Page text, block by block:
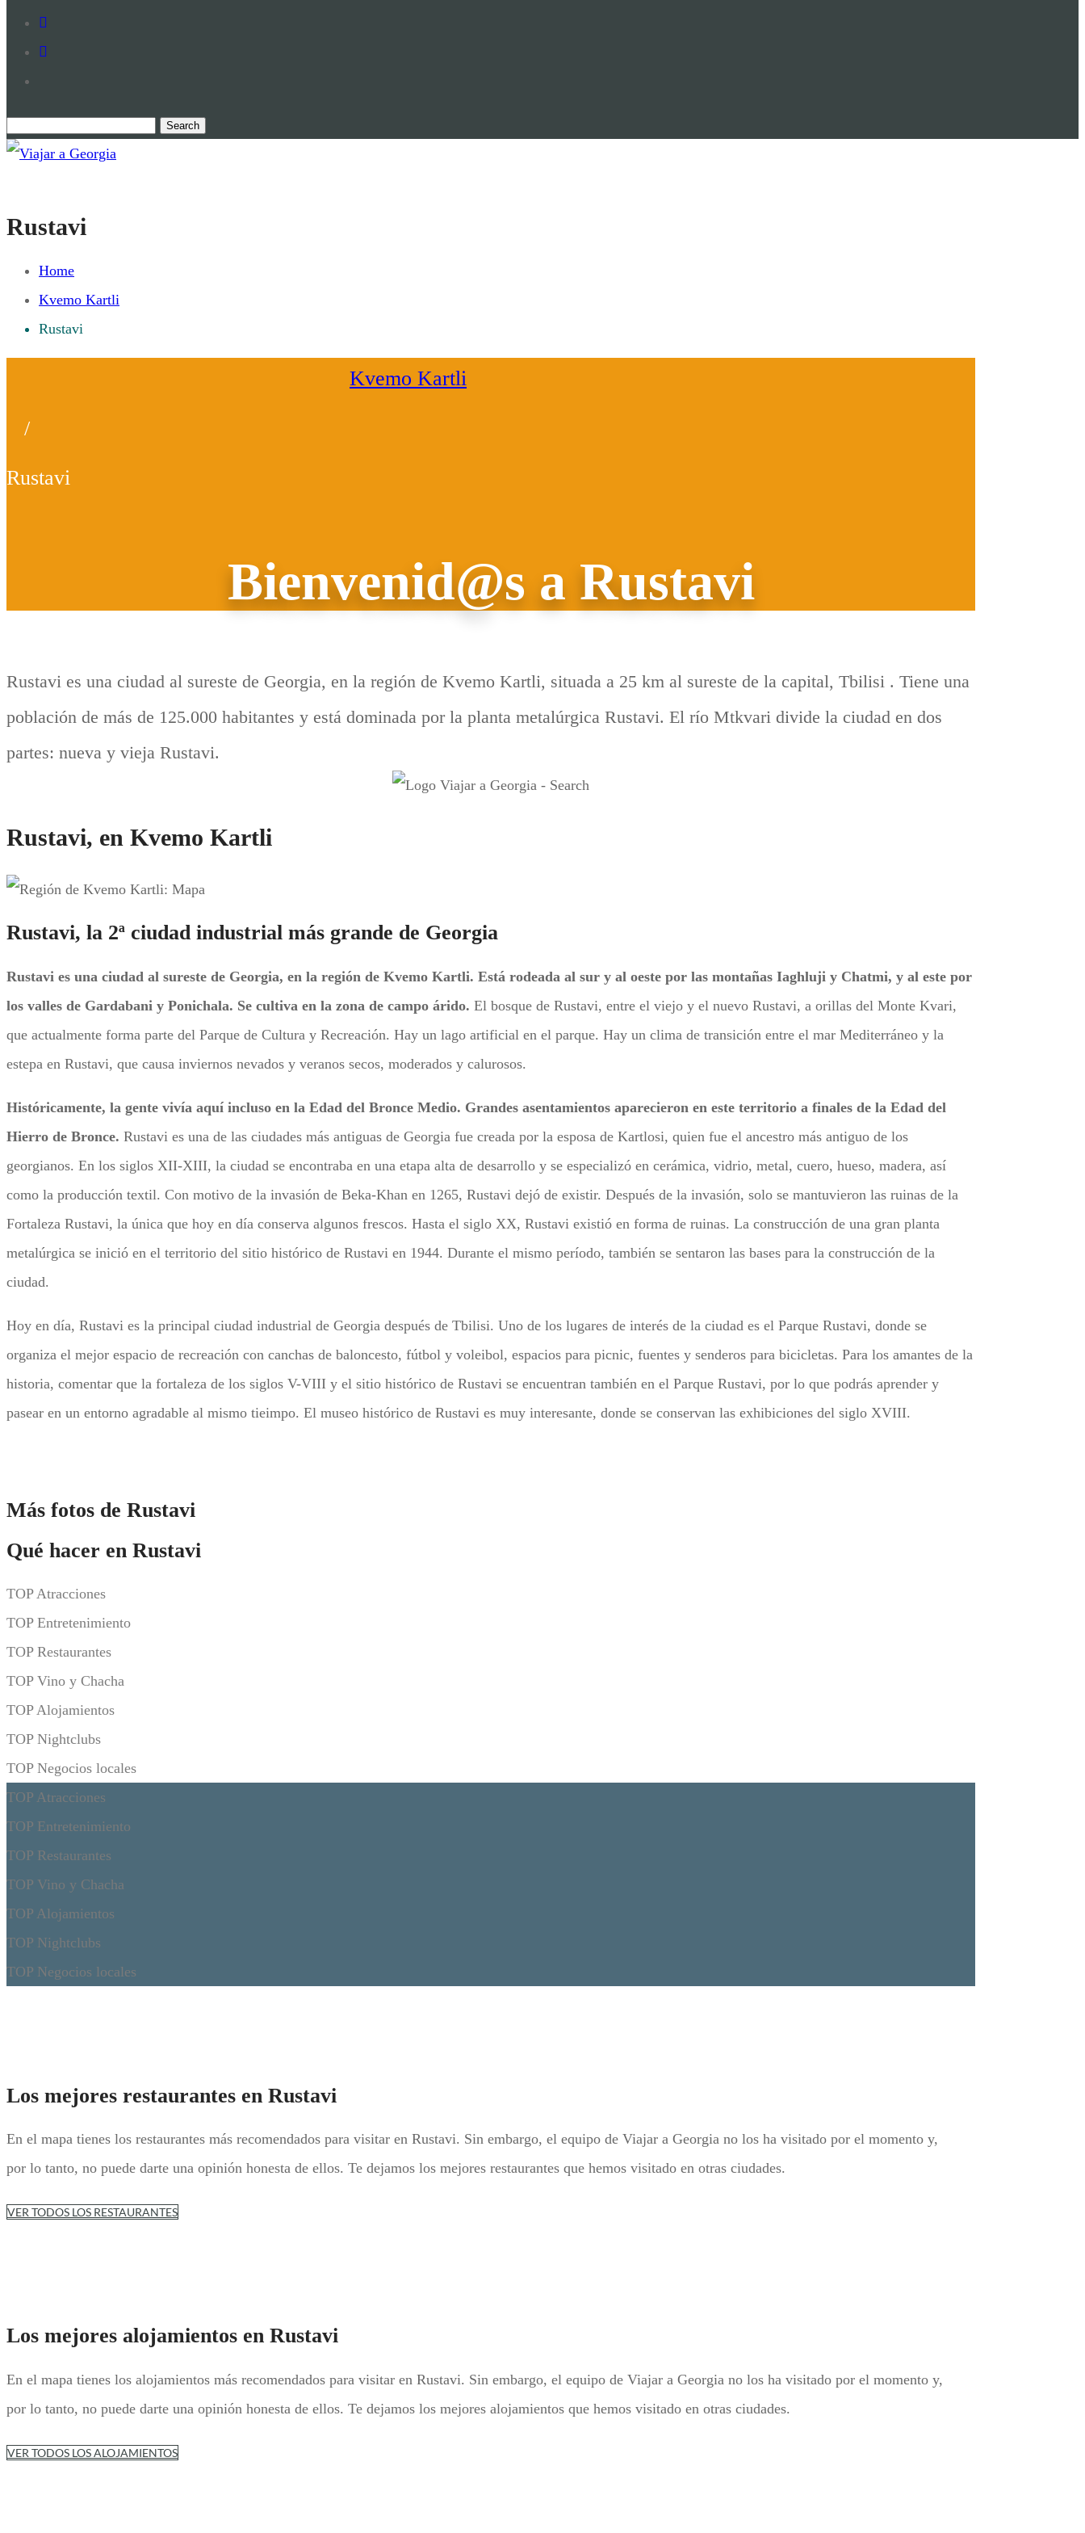
for:
Rustavi
Home
Kvemo Kartli
Rustavi
Kvemo Kartli
/
Rustavi
Bienvenid@s a Rustavi
Rustavi es una ciudad al sureste de Georgia, en la región de Kvemo Kartli, situada a 25 km al sureste de la capital, Tbilisi . Tiene una
población de más de 125.000 habitantes y está dominada por la planta metalúrgica Rustavi. El río Mtkvari divide la ciudad en dos
partes: nueva y vieja Rustavi.
Rustavi, en Kvemo Kartli
Rustavi, la 2ª ciudad industrial más grande de Georgia
Rustavi es una ciudad al sureste de Georgia, en la región de Kvemo Kartli. Está rodeada al sur y al oeste por las montañas Iaghluji y Chatmi, y al este por
los valles de Gardabani y Ponichala. Se cultiva en la zona de campo árido. El bosque de Rustavi, entre el viejo y el nuevo Rustavi, a orillas del Monte Kvari,
que actualmente forma parte del Parque de Cultura y Recreación. Hay un lago artificial en el parque. Hay un clima de transición entre el mar Mediterráneo y la
estepa en Rustavi, que causa inviernos nevados y veranos secos, moderados y calurosos.
Históricamente, la gente vivía aquí incluso en la Edad del Bronce Medio. Grandes asentamientos aparecieron en este territorio a finales de la Edad del
Hierro de Bronce. Rustavi es una de las ciudades más antiguas de Georgia fue creada por la esposa de Kartlosi, quien fue el ancestro más antiguo de los
georgianos. En los siglos XII-XIII, la ciudad se encontraba en una etapa alta de desarrollo y se especializó en cerámica, vidrio, metal, cuero, hueso, madera, así
como la producción textil. Con motivo de la invasión de Beka-Khan en 1265, Rustavi dejó de existir. Después de la invasión, solo se mantuvieron las ruinas de la
Fortaleza Rustavi, la única que hoy en día conserva algunos frescos. Hasta el siglo XX, Rustavi existió en forma de ruinas. La construcción de una gran planta
metalúrgica se inició en el territorio del sitio histórico de Rustavi en 1944. Durante el mismo período, también se sentaron las bases para la construcción de la
ciudad.
Hoy en día, Rustavi es la principal ciudad industrial de Georgia después de Tbilisi. Uno de los lugares de interés de la ciudad es el Parque Rustavi, donde se
organiza el mejor espacio de recreación con canchas de baloncesto, fútbol y voleibol, espacios para picnic, fuentes y senderos para bicicletas. Para los amantes de la
historia, comentar que la fortaleza de los siglos V-VIII y el sitio histórico de Rustavi se encuentran también en el Parque Rustavi, por lo que podrás aprender y
pasear en un entorno agradable al mismo tieimpo. El museo histórico de Rustavi es muy interesante, donde se conservan las exhibiciones del siglo XVIII.
Más fotos de Rustavi
Qué hacer en Rustavi
TOP Atracciones
TOP Entretenimiento
TOP Restaurantes
TOP Vino y Chacha
TOP Alojamientos
TOP Nightclubs
TOP Negocios locales
TOP Atracciones
TOP Entretenimiento
TOP Restaurantes
TOP Vino y Chacha
TOP Alojamientos
TOP Nightclubs
TOP Negocios locales
Los mejores restaurantes en Rustavi
En el mapa tienes los restaurantes más recomendados para visitar en Rustavi. Sin embargo, el equipo de Viajar a Georgia no los ha visitado por el momento y,
por lo tanto, no puede darte una opinión honesta de ellos. Te dejamos los mejores restaurantes que hemos visitado en otras ciudades.
VER TODOS LOS RESTAURANTES
Los mejores alojamientos en Rustavi
En el mapa tienes los alojamientos más recomendados para visitar en Rustavi. Sin embargo, el equipo de Viajar a Georgia no los ha visitado por el momento y,
por lo tanto, no puede darte una opinión honesta de ellos. Te dejamos los mejores alojamientos que hemos visitado en otras ciudades.
VER TODOS LOS ALOJAMIENTOS